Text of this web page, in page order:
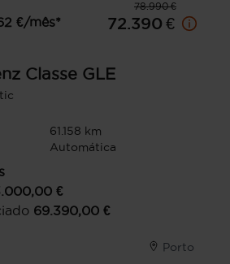
78.990 €
€/mês*
72.390 €
Classe GLE
61.158 km
Automática
€
69.390,00 €
Porto